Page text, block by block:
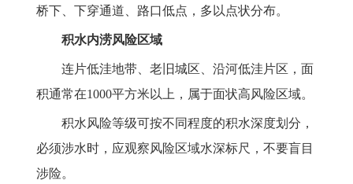
桥下、下穿通道、路口低点，多以点状分布。
积水内涝风险区域
连片低洼地带、老旧城区、沿河低洼片区，面
积通常在1000平方米以上，属于面状高风险区域。
积水风险等级可按不同程度的积水深度划分，
必须涉水时，应观察风险区域水深标尺，不要盲目
涉险。